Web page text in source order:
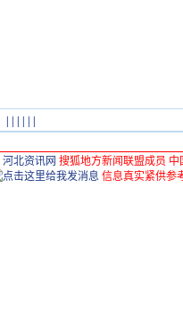
河北资讯网 搜狐地方新闻联盟成员
信息真实紧供参